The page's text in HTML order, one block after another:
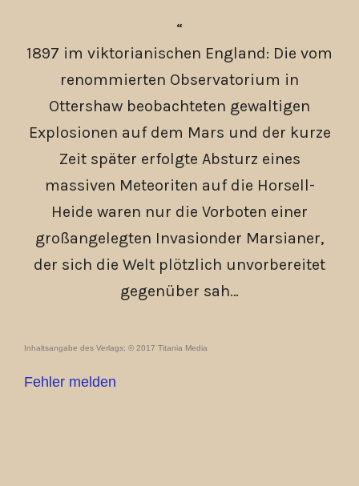
1897 im viktorianischen England: Die vom
renommierten Observatorium in
Ottershaw beobachteten gewaltigen
Explosionen auf dem Mars und der kurze
Zeit später erfolgte Absturz eines
massiven Meteoriten auf die Horsell-
Heide waren nur die Vorboten einer
großangelegten Invasionder Marsianer,
der sich die Welt plötzlich unvorbereitet
gegenüber sah…
Inhaltsangabe des Verlags; © 2017 Titania Media
Fehler melden